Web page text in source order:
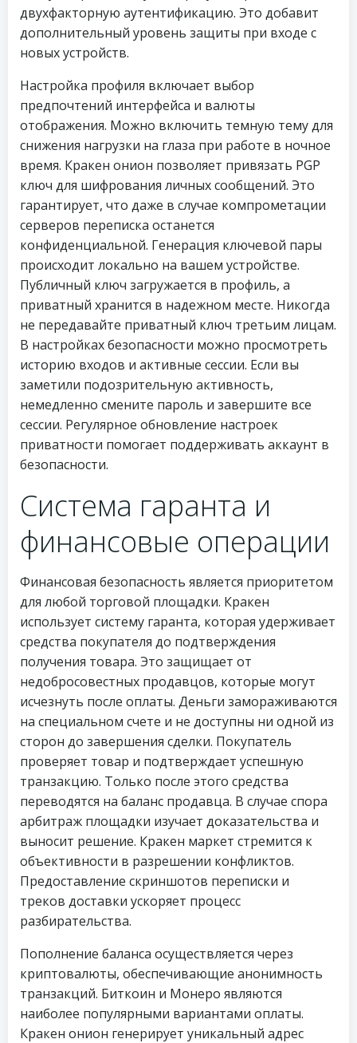
двухфакторную аутентификацию. Это добавит
дополнительный уровень защиты при входе с
новых устройств.
Настройка профиля включает выбор
предпочтений интерфейса и валюты
отображения. Можно включить темную тему для
снижения нагрузки на глаза при работе в ночное
время. Кракен онион позволяет привязать PGP
ключ для шифрования личных сообщений. Это
гарантирует, что даже в случае компрометации
серверов переписка останется
конфиденциальной. Генерация ключевой пары
происходит локально на вашем устройстве.
Публичный ключ загружается в профиль, а
приватный хранится в надежном месте. Никогда
не передавайте приватный ключ третьим лицам.
В настройках безопасности можно просмотреть
историю входов и активные сессии. Если вы
заметили подозрительную активность,
немедленно смените пароль и завершите все
сессии. Регулярное обновление настроек
приватности помогает поддерживать аккаунт в
безопасности.
Система гаранта и
финансовые операции
Финансовая безопасность является приоритетом
для любой торговой площадки. Кракен
использует систему гаранта, которая удерживает
средства покупателя до подтверждения
получения товара. Это защищает от
недобросовестных продавцов, которые могут
исчезнуть после оплаты. Деньги замораживаются
на специальном счете и не доступны ни одной из
сторон до завершения сделки. Покупатель
проверяет товар и подтверждает успешную
транзакцию. Только после этого средства
переводятся на баланс продавца. В случае спора
арбитраж площадки изучает доказательства и
выносит решение. Кракен маркет стремится к
объективности в разрешении конфликтов.
Предоставление скриншотов переписки и
треков доставки ускоряет процесс
разбирательства.
Пополнение баланса осуществляется через
криптовалюты, обеспечивающие анонимность
транзакций. Биткоин и Монеро являются
наиболее популярными вариантами оплаты.
Кракен онион генерирует уникальный адрес